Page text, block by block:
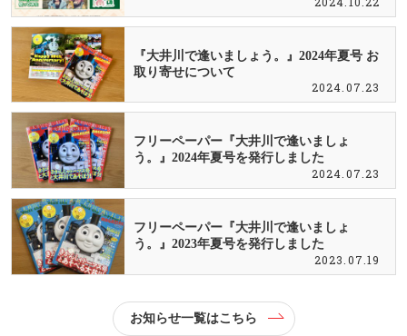
『大井川で逢いましょう。』2024年夏号 お
取り寄せについて
2024.07.23
フリーペーパー『大井川で逢いましょ
う。』2024年夏号を発行しました
2024.07.23
フリーペーパー『大井川で逢いましょ
う。』2023年夏号を発行しました
2023.07.19
お知らせ一覧はこちら